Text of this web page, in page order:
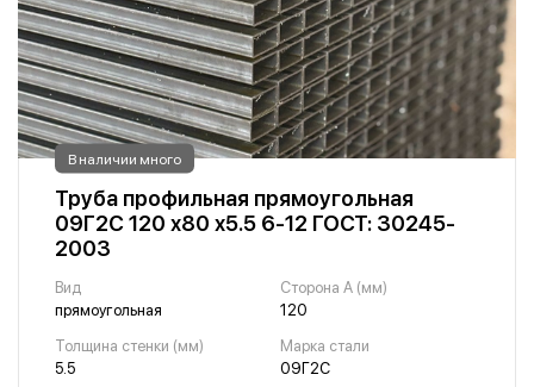
В наличии много
Труба профильная прямоугольная
09Г2С 120 х80 х5.5 6-12 ГОСТ: 30245-
2003
Вид
прямоугольная
Сторона A (мм)
120
Толщина стенки (мм)
5.5
Марка стали
09Г2С